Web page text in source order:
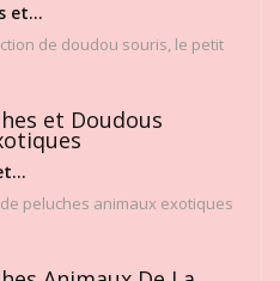
et...
de doudou souris, le petit
peluches animaux exotiques